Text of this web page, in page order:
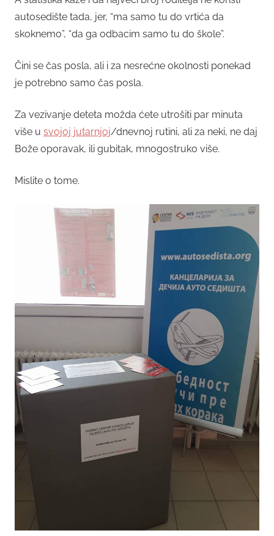
autosedište tada, jer, “ma samo tu do vrtića da
skoknemo”, “da ga odbacim samo tu do škole”.
Čini se čas posla, ali i za nesrećne okolnosti ponekad
je potrebno samo čas posla.
Za vezivanje deteta možda ćete utrošiti par minuta
više u svojoj jutarnjoj/dnevnoj rutini, ali za neki, ne daj
Bože oporavak, ili gubitak, mnogostruko više.
Mislite o tome.